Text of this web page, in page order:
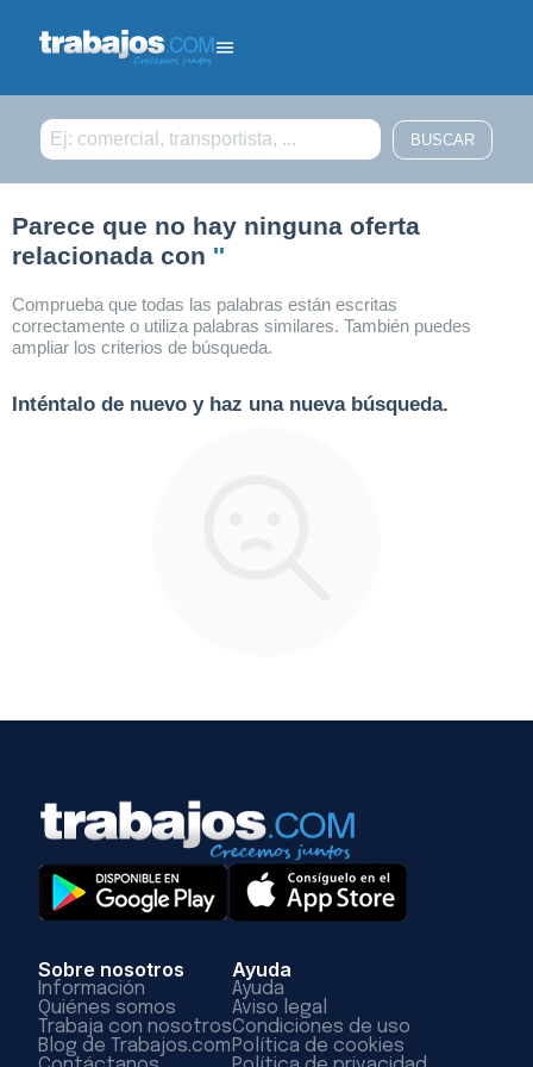
Parece que no hay ninguna oferta
relacionada con ''
Comprueba que todas las palabras están escritas
correctamente o utiliza palabras similares. También puedes
ampliar los criterios de búsqueda.
Inténtalo de nuevo y haz una nueva búsqueda.
Sobre nosotros
Información
Quiénes somos
Trabaja con nosotros
Blog de Trabajos.com
Ayuda
Ayuda
Aviso legal
Condiciones de uso
Política de cookies